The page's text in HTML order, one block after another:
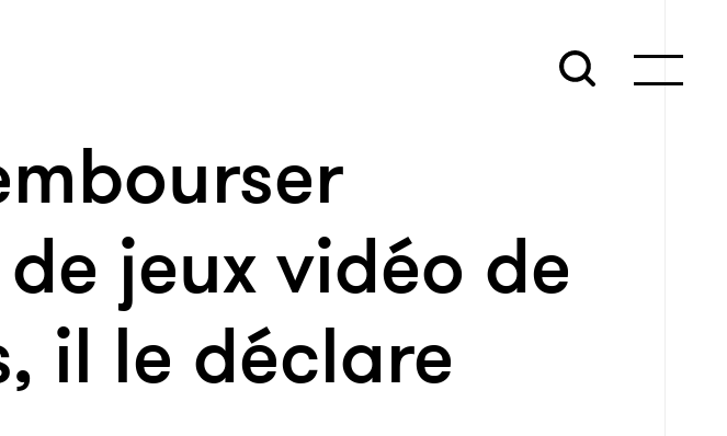
jeux vidéo de
il le déclare